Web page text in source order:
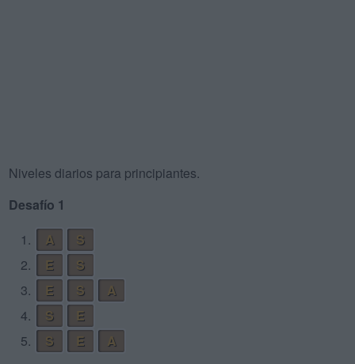
Niveles diarios para principiantes.
Desafío 1
1.
A
S
2.
E
S
3.
E S
A
4.
S
E
5.
S E
A